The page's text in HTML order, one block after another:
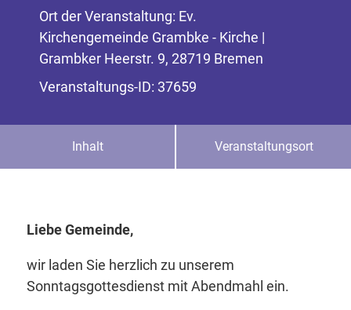
Ort der Veranstaltung: Ev.
Kirchengemeinde Grambke - Kirche |
Grambker Heerstr. 9, 28719 Bremen
Veranstaltungs-ID: 37659
Inhalt Veranstaltungsort
Liebe Gemeinde,
wir laden Sie herzlich zu unserem
Sonntagsgottesdienst mit Abendmahl ein.